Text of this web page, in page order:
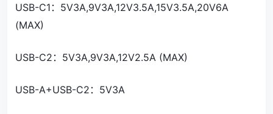
USB-C1：5V3A,9V3A,12V3.5A,15V3.5A,20V6A
(MAX)
USB-C2：5V3A,9V3A,12V2.5A (MAX)
USB-A+USB-C2：5V3A